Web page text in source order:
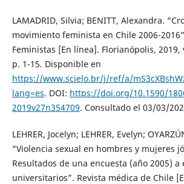
LAMADRID, Silvia; BENITT, Alexandra.
movimiento feminista en Chile 2006-
Feministas [En línea]. Florianópolis, 2019,
p. 1-15. Disponible en
https://www.scielo.br/j/ref/a/
lang=es. DOI: https://doi.org/10.1590/
2019v27n354709. Consultado el 03/03/
LEHRER, Jocelyn; LEHRER, Evelyn;
“Violencia sexual en hombres y mujeres
Resultados de una encuesta (año 2005) a
universitarios”. Revista médica de Chile